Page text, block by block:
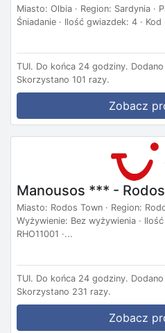
Miasto: Olbia · Region: Sardynia ·
Śniadanie · Ilość gwiazdek: 4 ·
TUI. Do końca 24 godziny.
Skorzystano 101 razy.
Zobacz
Manousos *** -
Miasto: Rodos Town · Region:
Wyżywienie: Bez wyżywienia ·
RHO11001 ·...
TUI. Do końca 24 godziny.
Skorzystano 231 razy.
Zobacz